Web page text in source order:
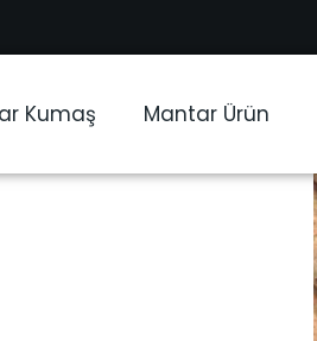
Kumaş Mantar Ürün